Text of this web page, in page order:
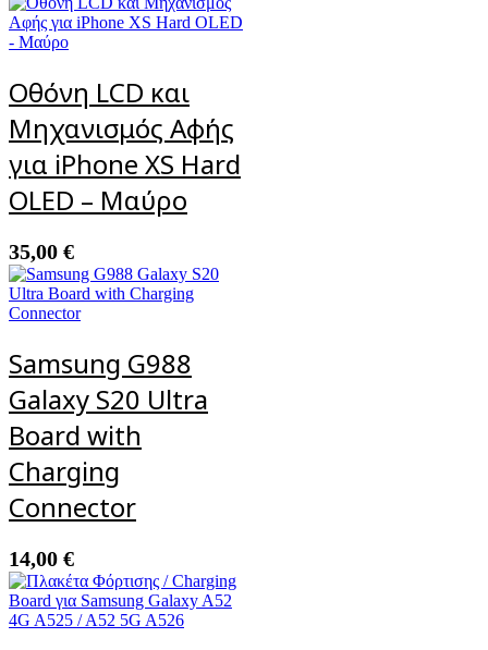
Οθόνη LCD και
Μηχανισμός Αφής
για iPhone XS Hard
OLED – Μαύρο
35,00 €
Samsung G988
Galaxy S20 Ultra
Board with
Charging
Connector
14,00 €